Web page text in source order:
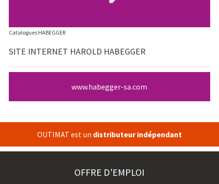
Catalogues HABEGGER
SITE INTERNET HAROLD HABEGGER
www.habegger-sa.com
OUTIMAT est un distributeur indépendant
OFFRE D'EMPLOI